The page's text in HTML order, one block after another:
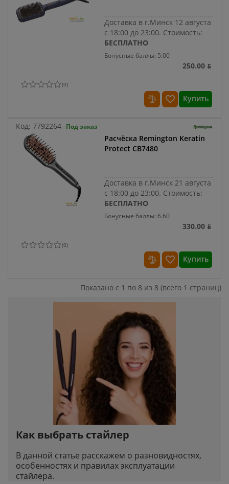
Доставка в г.Минск 12 августа
с 18:00 до 23:00. Стоимость:
БЕСПЛАТНО
Бонусные баллы: 5.00
250.00 ƃ
(0)
Купить
Код: 7792264 Под заказ
Расчёска Remington Keratin
Protect CB7480
Доставка в г.Минск 21 августа
с 18:00 до 23:00. Стоимость:
БЕСПЛАТНО
Бонусные баллы: 6.60
330.00 ƃ
(0)
Купить
Показано с 1 по 8 из 8 (всего 1 страниц)
Как выбрать стайлер
В данной статье расскажем о разновидностях,
особенностях и правилах эксплуатации
стайлера.